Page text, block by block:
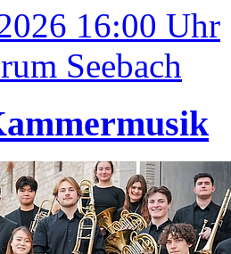
16:00 Uhr
Seebach